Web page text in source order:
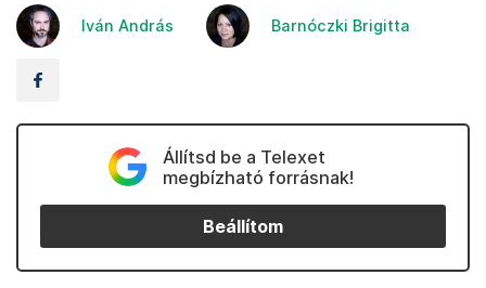
Iván András Barnóczki Brigitta
Állítsd be a Telexet
megbízható forrásnak!
Beállítom